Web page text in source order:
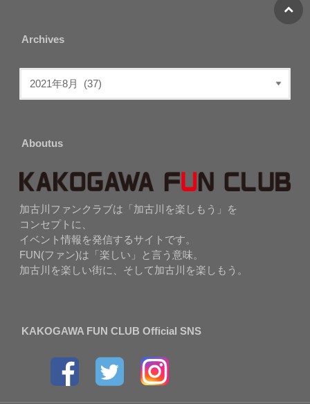
Archives
Aboutus
加古川ファンクラブは「加古川を楽しもう」を
コンセプトに、
イベント情報を発信するサイトです。
FUN(ファン)は「楽しい」と言う意味。
加古川を楽しい街に、そして加古川を楽しもう。
KAKOGAWA FUN CLUB Official SNS